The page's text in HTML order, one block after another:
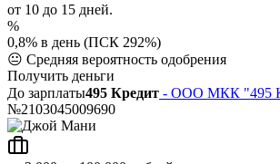
от 10 до 15 дней.
%
0,8% в день (ПСК 292%)
😐 Средняя вероятность одобрения
Получить деньги
До зарплаты495 Кредит - ООО МКК "495
№2103045009690